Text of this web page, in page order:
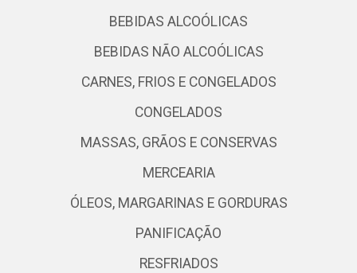
BEBIDAS ALCOÓLICAS
BEBIDAS NÃO ALCOÓLICAS
CARNES, FRIOS E CONGELADOS
CONGELADOS
MASSAS, GRÃOS E CONSERVAS
MERCEARIA
ÓLEOS, MARGARINAS E GORDURAS
PANIFICAÇÃO
RESFRIADOS